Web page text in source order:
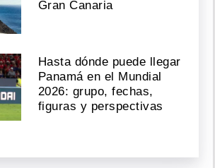
Gran Canaria
Hasta dónde puede llegar
Panamá en el Mundial
2026: grupo, fechas,
figuras y perspectivas